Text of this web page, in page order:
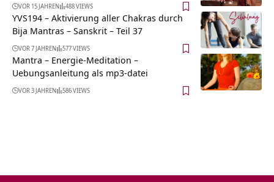
VOR 15 JAHREN 488 VIEWS
YVS194 – Aktivierung aller Chakras durch
Bija Mantras – Sanskrit – Teil 37
VOR 7 JAHREN 577 VIEWS
Mantra – Energie-Meditation –
Uebungsanleitung als mp3-datei
VOR 3 JAHREN 586 VIEWS